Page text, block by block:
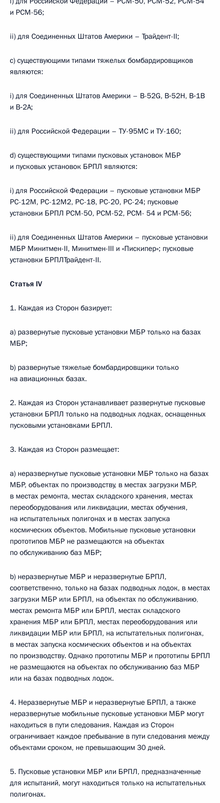
и РСМ-56;
ii) для Соединенных Штатов Америки – Трайдент-II;
с) существующими типами тяжелых бомбардировщиков
являются:
i) для Соединенных Штатов Америки – B-52G, В‑52Н, В‑1В
и В‑2А;
ii) для Российской Федерации – ТУ-95МС и ТУ-160;
d) существующими типами пусковых установок МБР
и пусковых установок БРПЛ являются:
i) для Российской Федерации – пусковые установки МБР
РС-12М, РС-12М2, РС-18, РС-20, РС-24; пусковые
установки БРПЛ РСМ-50, РСМ-52, РСМ- 54 и РСМ-56;
ii) для Соединенных Штатов Америки – пусковые установки
МБР Минитмен-II, Минитмен-III и «Пискипер»; пусковые
установки БРПЛТрайдент-II.
Статья IV
1. Каждая из Сторон базирует:
а) развернутые пусковые установки МБР только на базах
МБР;
b) развернутые тяжелые бомбардировщики только
на авиационных базах.
2. Каждая из Сторон устанавливает развернутые пусковые
установки БРПЛ только на подводных лодках, оснащенных
пусковыми установками БРПЛ.
3. Каждая из Сторон размещает:
а) неразвернутые пусковые установки МБР только на базах
МБР, объектах по производству, в местах загрузки МБР,
в местах ремонта, местах складского хранения, местах
переоборудования или ликвидации, местах обучения,
на испытательных полигонах и в местах запуска
космических объектов. Мобильные пусковые установки
прототипов МБР не размещаются на объектах
по обслуживанию баз МБР;
b) неразвернутые МБР и неразвернутые БРПЛ,
соответственно, только на базах подводных лодок, в местах
загрузки МБР или БРПЛ, на объектах по обслуживанию,
местах ремонта МБР или БРПЛ, местах складского
хранения МБР или БРПЛ, местах переоборудования или
ликвидации МБР или БРПЛ, на испытательных полигонах,
в местах запуска космических объектов и на объектах
по производству. Однако прототипы МБР и прототипы БРПЛ
не размещаются на объектах по обслуживанию баз МБР
или на базах подводных лодок.
4. Неразвернутые МБР и неразвернутые БРПЛ, а также
неразвернутые мобильные пусковые установки МБР могут
находиться в пути следования. Каждая из Сторон
ограничивает каждое пребывание в пути следования между
объектами сроком, не превышающим 30 дней.
5. Пусковые установки МБР или БРПЛ, предназначенные
для испытаний, могут находиться только на испытательных
полигонах.